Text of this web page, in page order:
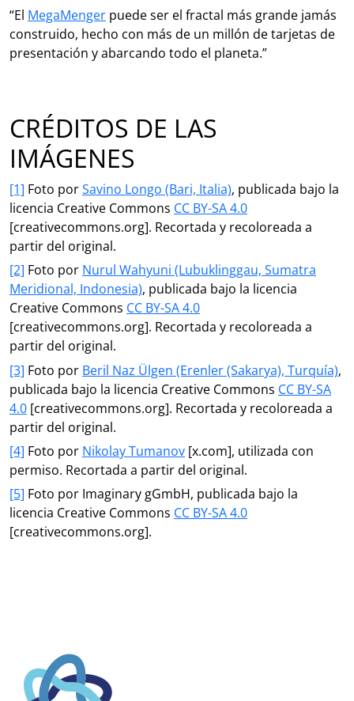
“El MegaMenger puede ser el fractal más grande jamás
construido, hecho con más de un millón de tarjetas de
presentación y abarcando todo el planeta.”
CRÉDITOS DE LAS
IMÁGENES
[1] Foto porSavino Longo (Bari, Italia), publicada bajo la
licencia Creative Commons CC BY-SA 4.0
[creativecommons.org]. Recortada y recoloreada a
partir del original.
[2] Foto por Nurul Wahyuni (Lubuklinggau, Sumatra
Meridional, Indonesia), publicada bajo la licencia
Creative Commons CC BY-SA 4.0
[creativecommons.org]. Recortada y recoloreada a
partir del original.
[3] Foto por Beril Naz Ülgen (Erenler (Sakarya), Turquía),
publicada bajo la licencia Creative Commons CC BY-SA
4.0 [creativecommons.org]. Recortada y recoloreada a
partir del original.
[4] Foto por Nikolay Tumanov [x.com], utilizada con
permiso. Recortada a partir del original.
[5] Foto por Imaginary gGmbH, publicada bajo la
licencia Creative Commons CC BY-SA 4.0
[creativecommons.org].